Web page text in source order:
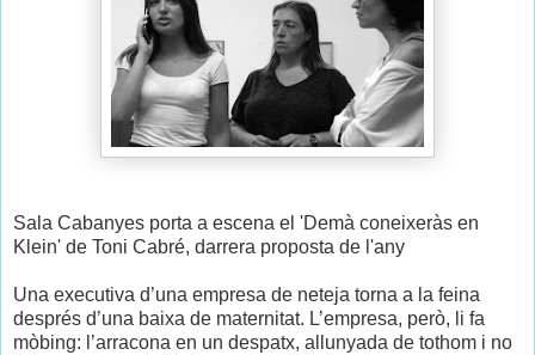
Sala Cabanyes porta a escena el 'Demà coneixeràs en
Klein' de Toni Cabré, darrera proposta de l'any
Una executiva d’una empresa de neteja torna a la feina
després d’una baixa de maternitat. L’empresa, però, li fa
mòbing: l’arracona en un despatx, allunyada de tothom i no